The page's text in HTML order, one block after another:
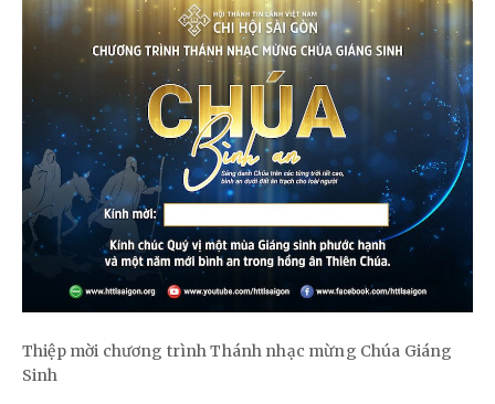
Thiệp mời chương trình Thánh nhạc mừng Chúa Giáng
Sinh